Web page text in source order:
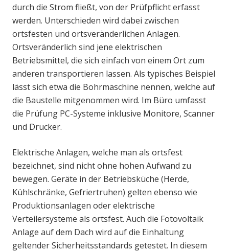
durch die Strom fließt, von der Prüfpflicht erfasst
werden. Unterschieden wird dabei zwischen
ortsfesten und ortsveränderlichen Anlagen.
Ortsveränderlich sind jene elektrischen
Betriebsmittel, die sich einfach von einem Ort zum
anderen transportieren lassen. Als typisches Beispiel
lässt sich etwa die Bohrmaschine nennen, welche auf
die Baustelle mitgenommen wird. Im Büro umfasst
die Prüfung PC-Systeme inklusive Monitore, Scanner
und Drucker.
Elektrische Anlagen, welche man als ortsfest
bezeichnet, sind nicht ohne hohen Aufwand zu
bewegen. Geräte in der Betriebsküche (Herde,
Kühlschränke, Gefriertruhen) gelten ebenso wie
Produktionsanlagen oder elektrische
Verteilersysteme als ortsfest. Auch die Fotovoltaik
Anlage auf dem Dach wird auf die Einhaltung
geltender Sicherheitsstandards getestet. In diesem